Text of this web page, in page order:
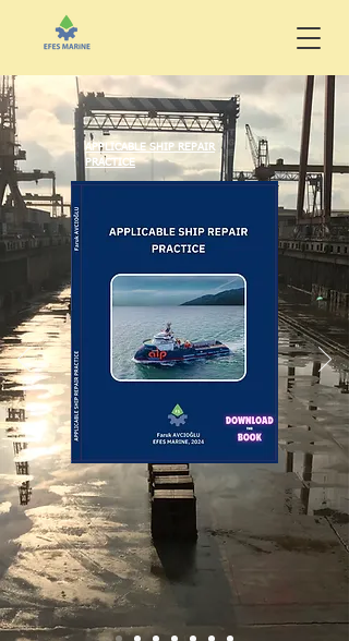
APPLICABLE SHIP REPAIR
PRACTICE